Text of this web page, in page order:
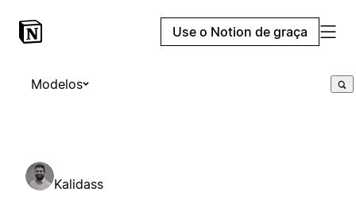
Use o Notion de graça
Modelos
Kalidass